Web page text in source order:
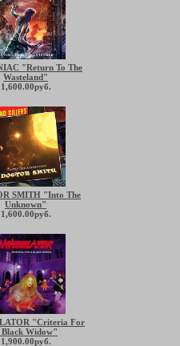
"Return To The
Wasteland"
1,600.00руб.
SMITH "Into The
Unknown"
1,600.00руб.
"Criteria For
Black Widow"
1,900.00руб.